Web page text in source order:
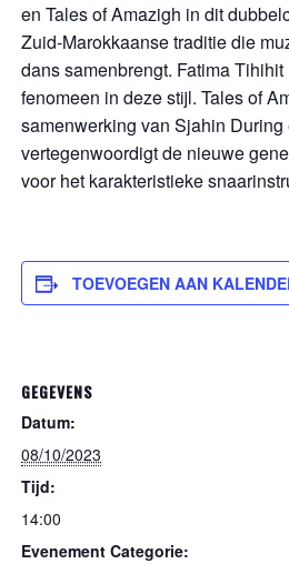
en Tales of Amazigh in dit
Zuid-Marokkaanse traditie die
dans samenbrengt. Fatima
fenomeen in deze stijl. Tales of
samenwerking van Sjahin During
vertegenwoordigt de nieuwe
voor het karakteristieke
TOEVOEGEN AAN
GEGEVENS
Datum:
08/10/2023
Tijd:
14:00
Evenement Categorie: